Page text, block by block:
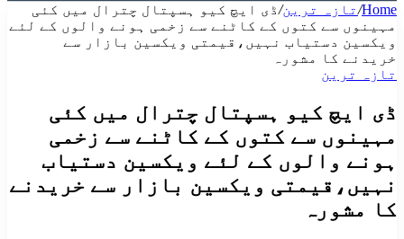
Home
/تازہ ترین/ڈی ایچ کیو ہسپتال چترال میں کئی
مہینوں سے کتوں کے کاٹنے سے زخمی ہونے والوں کے لئے
ویکسین دستیاب نہیں،قیمتی ویکسین بازار سے
خریدنے کا مشورہ
تازہ ترین
ڈی ایچ کیو ہسپتال چترال میں کئی
مہینوں سے کتوں کے کاٹنے سے زخمی
ہونے والوں کے لئے ویکسین دستیاب
نہیں،قیمتی ویکسین بازار سے خریدنے
کا مشورہ